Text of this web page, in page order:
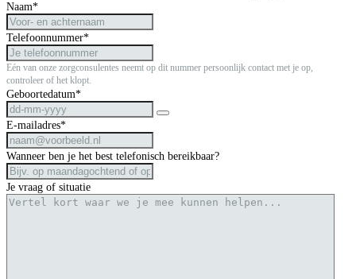
Naam*
Telefoonnummer*
Eén van onze zorgconsulentes neemt op dit nummer persoonlijk contact met je op,
controleer of het klopt.
Geboortedatum*
E-mailadres*
Wanneer ben je het best telefonisch bereikbaar?
Je vraag of situatie